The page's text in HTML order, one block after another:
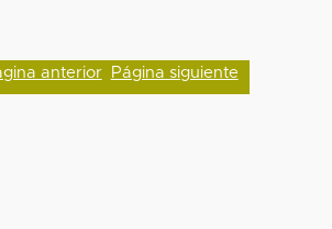
anterior Página siguiente